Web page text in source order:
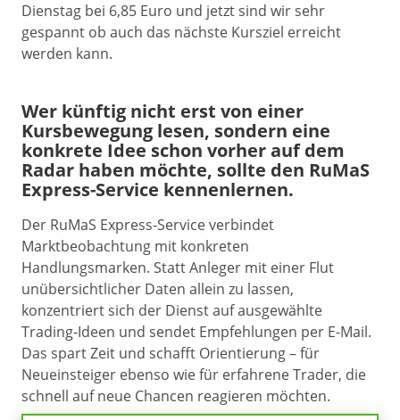
Dienstag bei 6,85 Euro und jetzt sind wir sehr
gespannt ob auch das nächste Kursziel erreicht
werden kann.
Wer künftig nicht erst von einer
Kursbewegung lesen, sondern eine
konkrete Idee schon vorher auf dem
Radar haben möchte, sollte den RuMaS
Express-Service kennenlernen.
Der RuMaS Express-Service verbindet
Marktbeobachtung mit konkreten
Handlungsmarken. Statt Anleger mit einer Flut
unübersichtlicher Daten allein zu lassen,
konzentriert sich der Dienst auf ausgewählte
Trading-Ideen und sendet Empfehlungen per E-Mail.
Das spart Zeit und schafft Orientierung – für
Neueinsteiger ebenso wie für erfahrene Trader, die
schnell auf neue Chancen reagieren möchten.